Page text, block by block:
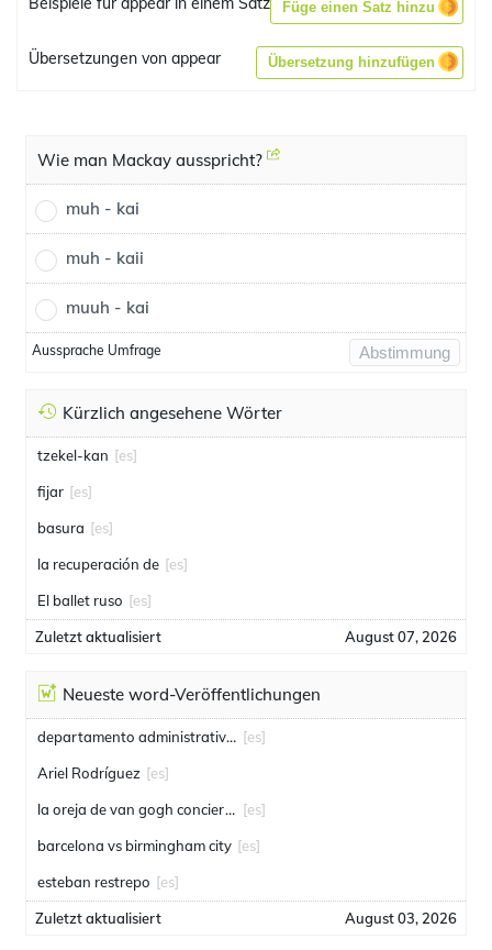
Füge einen Satz hinzu
Übersetzungen von appear Übersetzung hinzufügen
Wie man Mackay ausspricht?
muh - kai
muh - kaii
muuh - kai
Aussprache Umfrage Abstimmung
Kürzlich angesehene Wörter
tzekel-kan [es]
fijar [es]
basura [es]
la recuperación de [es]
El ballet ruso [es]
Zuletzt aktualisiert August 07, 2026
Neueste word-Veröffentlichungen
departamento administrativo de seguridad [es]
Ariel Rodríguez [es]
la oreja de van gogh conciertos [es]
barcelona vs birmingham city [es]
esteban restrepo [es]
Zuletzt aktualisiert August 03, 2026